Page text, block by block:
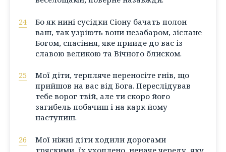
24
Бо як нині сусідки Сіону бачать полон
ваш, так узріють вони незабаром, зіслане
Богом, спасіння, яке прийде до вас із
славою великою та Вічного блиском.
25
Мої діти, терпляче переносіте гнів, що
прийшов на вас від Бога. Переслідував
тебе ворог твій, але ти скоро його
загибель побачиш і на карк йому
наступиш.
26
Мої ніжні діти ходили дорогами
тряскими, їх ухоплено, неначе череду, яку